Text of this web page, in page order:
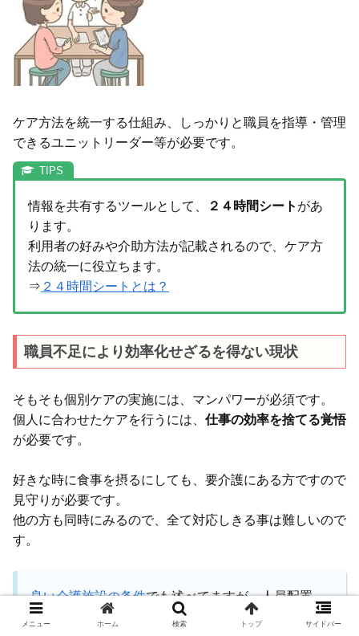
ケア方法を統一する仕組み、しっかりと職員を指導・管理
できるユニットリーダー等が必要です。
情報を共有するツールとして、 ２４時間シート があ
ります。
利用者の好みや介助方法が記載されるので、ケア方
法の統一に役立ちます。
⇒ ２４時間シートとは？
職員不足により効率化せざるを得ない現状
そもそも個別ケアの実施には、マンパワーが必須です。
個人に合わせたケアを行うには、 仕事の効率を捨てる覚悟
が必要です。
好きな時に食事を摂るにしても、要介護にある方ですので
見守りが必要です。
他の方も同時にみるので、全て対応しきる事は難しいので
す。
良い介護施設の条件でも述べてますが、人員配置
「３：１」は十分とは言えません。
メニュー ホーム 検索 トップ サイドバー